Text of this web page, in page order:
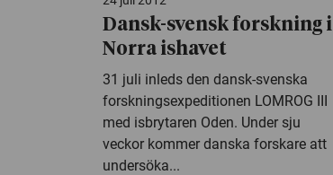
Dansk-svensk forskning i
Norra ishavet
31 juli inleds den dansk-svenska
forskningsexpeditionen LOMROG III
med isbrytaren Oden. Under sju
veckor kommer danska forskare att
undersöka...